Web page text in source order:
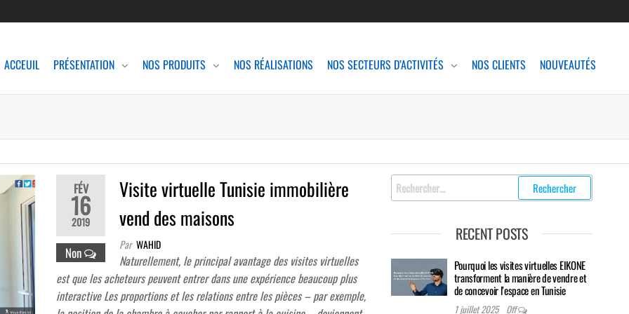
ACCEUIL PRÉSENTATION NOS PRODUITS NOS RÉALISATIONS NOS SECTEURS D’ACTIVITÉS NOS CLIENTS NOUVEAUTÉS
FÉV
16
2019
Non
Visite virtuelle Tunisie immobilière
vend des maisons
Par WAHID
Naturellement, le principal avantage des visites virtuelles
est que les acheteurs peuvent entrer dans une expérience beaucoup plus
interactive Les proportions et les relations entre les pièces – par exemple,
Rechercher
:
RECENT POSTS
Pourquoi les visites virtuelles EIKONE
transforment la manière de vendre et
de concevoir l’espace en Tunisie
1 juillet 2025 Off